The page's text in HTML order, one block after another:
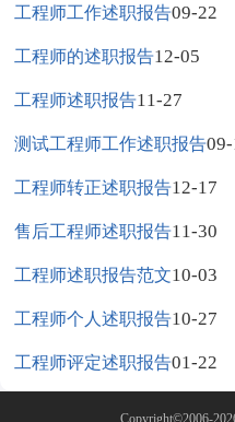
工程师工作述职报告09-22
工程师的述职报告12-05
工程师述职报告11-27
测试工程师工作述职报告
工程师转正述职报告12-17
售后工程师述职报告11-30
工程师述职报告范文10-03
工程师个人述职报告10-27
工程师评定述职报告01-22
Copyright©2006-